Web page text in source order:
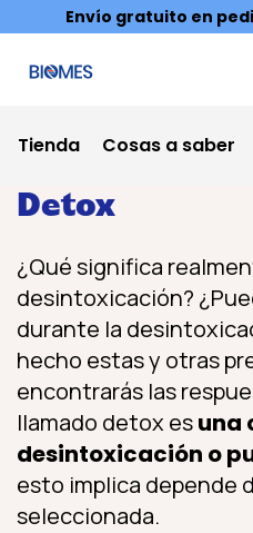
Envío gratuito en
Tienda Cosas a saber
Detox
¿Qué significa
desintoxicación?
durante la
hecho estas y otras
encontrarás las
llamado detox esuna
desintoxicación o
esto implica depende
seleccionada.